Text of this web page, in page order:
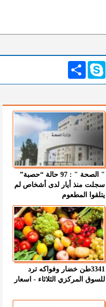
انشر Skype
" الصحة " : 97 حالة “حصبة”
سجلت منذ أيار لدى أشخاص لم
يتلقوا المطعوم
3341طن خضار وفواكه ترد
للسوق المركزي الثلاثاء - اسعار